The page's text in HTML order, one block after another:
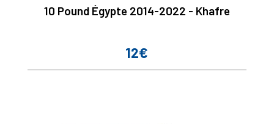
10 Pound Égypte 2014-2022 - Khafre
Prix
12€